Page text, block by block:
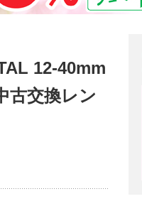
12-40mm
古交換レン